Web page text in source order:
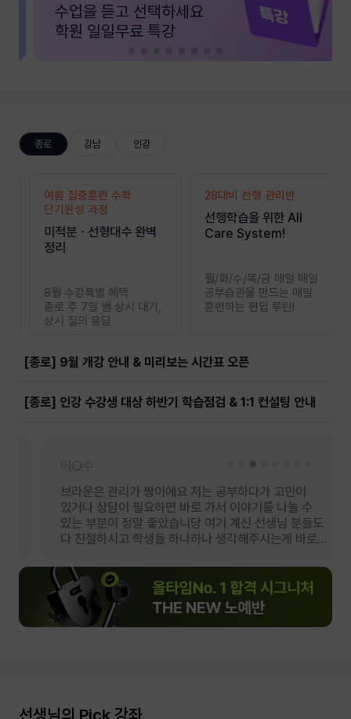
수업을 듣고 선택하세요
학원 일일무료 특강
종로 강남 인강
여름 집중훈련 수학
단기완성 과정
미적분ㆍ선형대수 완벽
정리
8월 수강특별 혜택
종로 주 7일 쌤 상시 대기,
상시 질의 응답
28대비 선행 관리반
선행학습을 위한 All
Care System!
월/화/수/목/금 매일 매일
공부습관을 만드는 매일
훈련하는 편입 루틴!
[종로] 9월 개강 안내 & 미리보는 시간표 오픈
[종로] 인강 수강생 대상 하반기 학습점검 & 1:1 컨설팅 안내
브라운은 관리가 짱이에요 저는 공부하다가 고민이
있거나 상담이 필요하면 바로 가서 이야기를 나눌 수
있는 부분이 정말 좋았습니당 여기 계신 선생님 분들도
다 친절하시고 학생들 하나하나 생각해주시는게 바로
깔끔해요) 처음 상담 받을 때 좋아서 다른 곳은 고민도
안 하고 선택했는데 후회 없습니다ㅎㅎ 학원 고민되시면
상담 먼저 꼭 받아보시길 바랄게요! 브라운 최고
동행 프로그램
합격의 본질은 관리,
브라운 강남 관리를
말하다!
새벽 미니 모의고사
전략적인 독해 습관을
완성
8/3(월) ~ 8/28(금)
월 / 수 / 금 08:00 ~
09:00
학원 분위기와 학원 시설이 저에게는 중요했는데요,
아니라 학업계획 상담도 적극적으로…
편입수학 한아름
[편입수학은
한아름ㅣStep 1 편.한.
개념] 미적분과 급수
279,000원
편입영어 이종현
[편입영어 NEW
패러다임][STEP.3]
176,000원
토익과 수능에서 각각 980점, 1등급을 받고 편입을
선생님의 Pick 강좌